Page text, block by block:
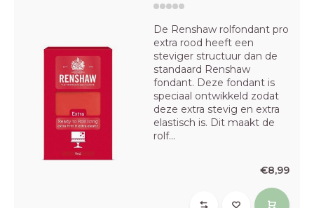
De Renshaw rolfondant pro
extra rood heeft een
steviger structuur dan de
standaard Renshaw
fondant. Deze fondant is
speciaal ontwikkeld zodat
deze extra stevig en extra
elastisch is. Dit maakt de
rolf...
€8,99